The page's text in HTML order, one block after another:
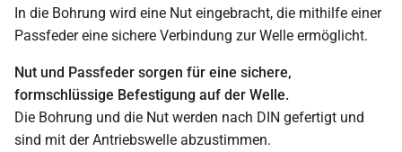
In die Bohrung wird eine Nut eingebracht, die mithilfe einer
Passfeder eine sichere Verbindung zur Welle ermöglicht.
Nut und Passfeder sorgen für eine sichere,
formschlüssige Befestigung auf der Welle.
Die Bohrung und die Nut werden nach DIN gefertigt und
sind mit der Antriebswelle abzustimmen.